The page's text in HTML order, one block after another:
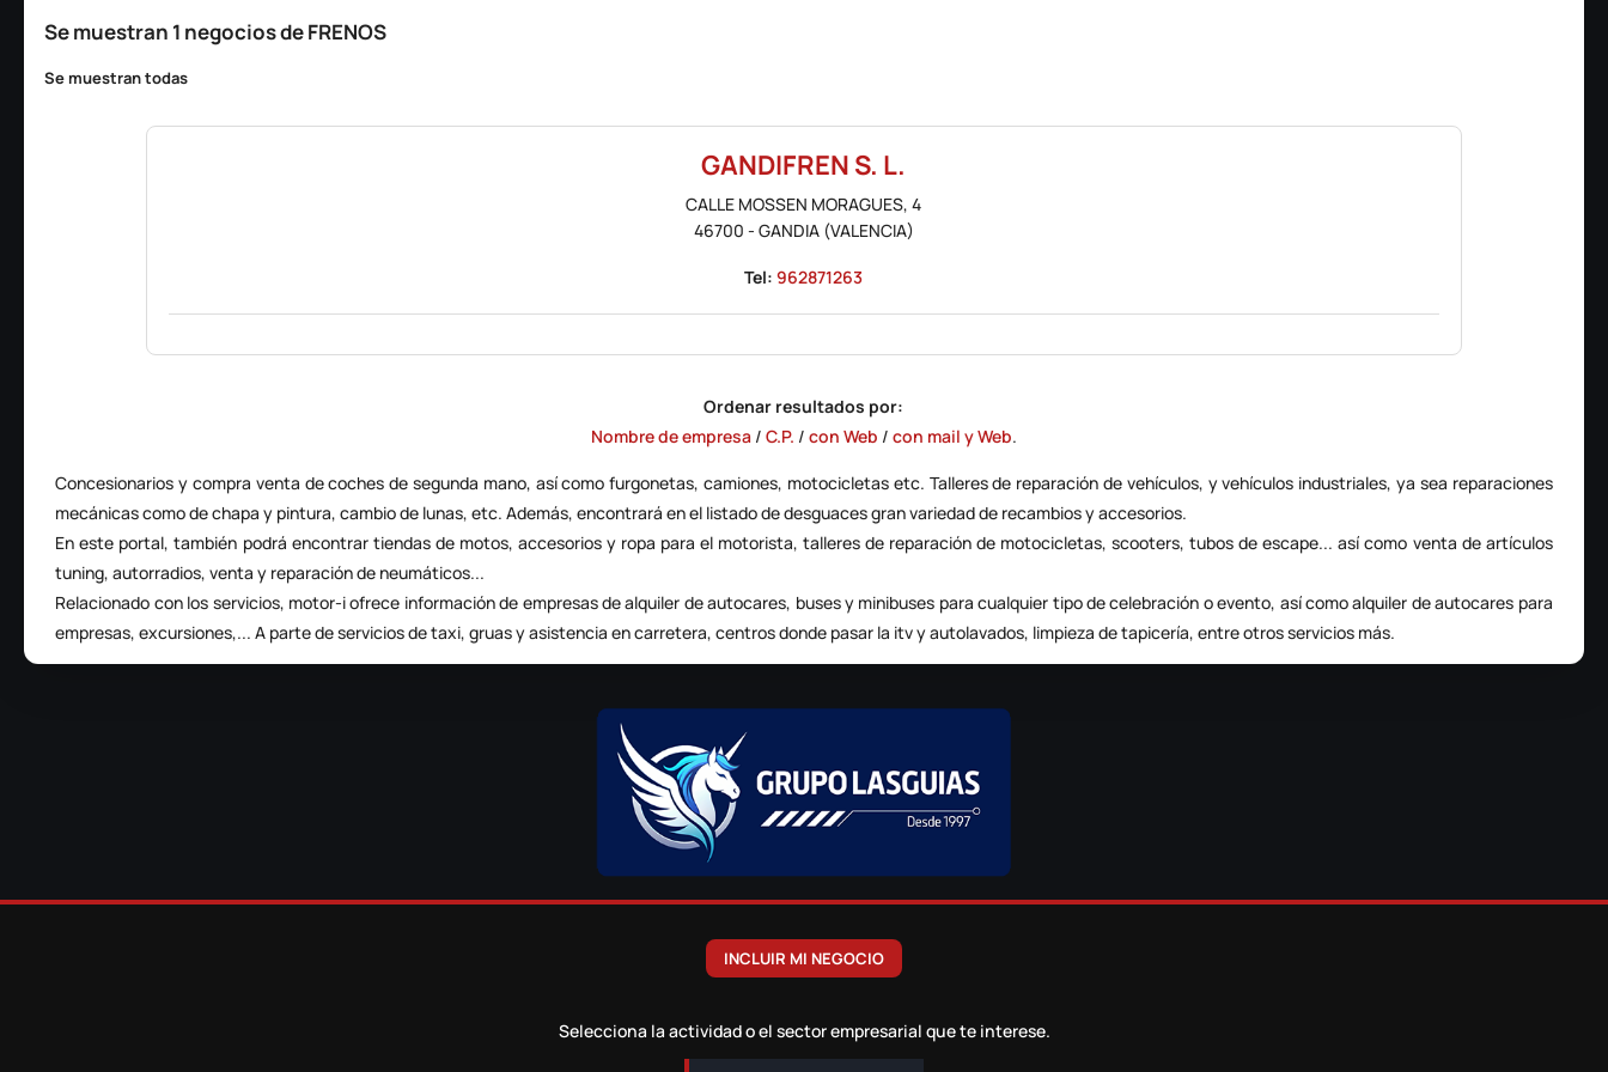
Se muestran 1 negocios de FRENOS
Se muestran todas
GANDIFREN S. L.
CALLE MOSSEN MORAGUES, 4
46700 - GANDIA(VALENCIA)
Tel: 962871263
Ordenar resultados por:
Nombre de empresa/ C.P. / con Web / con mail y Web.
Concesionarios y compra venta de coches de segunda mano, así como furgonetas, camiones, motocicletas etc. Talleres de reparación de vehículos, y vehículos industriales, ya sea reparaciones
mecánicas como de chapa y pintura, cambio de lunas, etc. Además, encontrará en el listado dedesguacesgran variedad de recambios y accesorios.
En este portal, también podrá encontrar tiendas de motos, accesorios y ropa para el motorista, talleres de reparación de motocicletas, scooters, tubos de escape... así como venta de artículos
tuning, autorradios, venta y reparación de neumáticos...
Relacionado con los servicios, motor-i ofrece información de empresas dealquiler de autocares, buses y minibuses para cualquier tipo de celebración o evento, así como alquiler de autocares para
empresas, excursiones,... A parte de servicios de taxi,gruas y asistencia en carretera, centros donde pasar la itv y autolavados, limpieza de tapicería, entre otros servicios más.
INCLUIR MI NEGOCIO
Selecciona la actividad o el sector empresarial que te interese.